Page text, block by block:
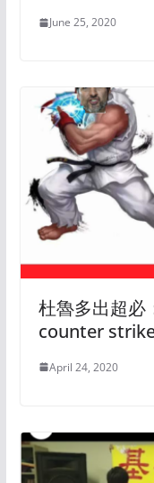
June 25, 2020
杜魯多出超必
counter
April 24, 2020